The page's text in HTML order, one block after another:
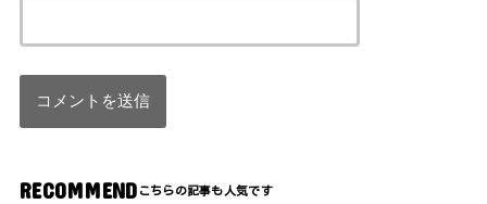
RECOMMEND